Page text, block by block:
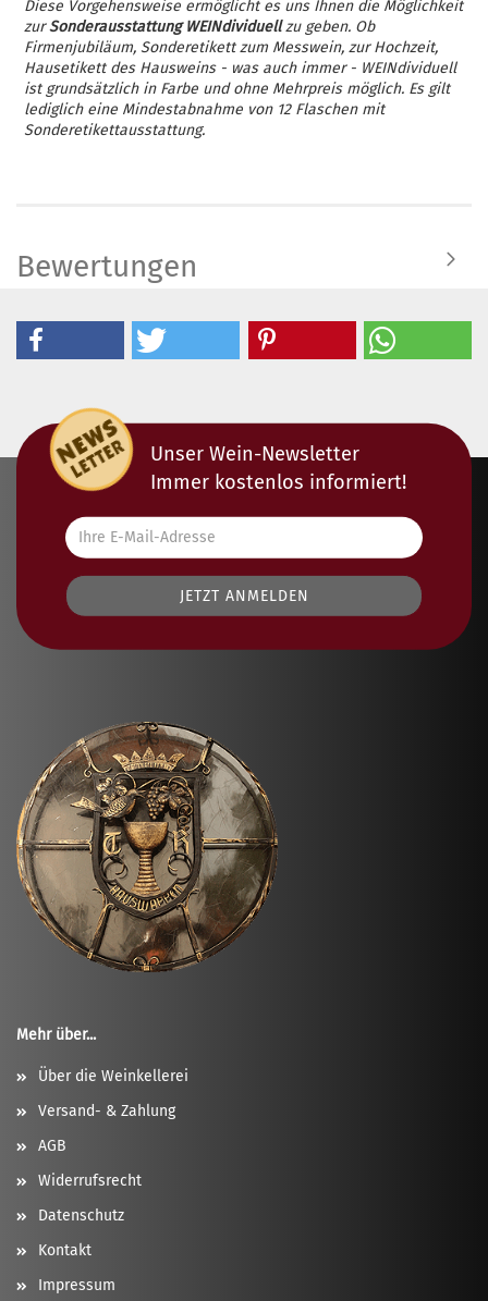
Diese Vorgehensweise ermöglicht es uns Ihnen die Möglichkeit
zurSonderausstattung WEINdividuellzu geben. Ob
Firmenjubiläum, Sonderetikett zum Messwein, zur Hochzeit,
Hausetikett des Hausweins - was auch immer - WEINdividuell
ist grundsätzlich in Farbe und ohne Mehrpreis möglich. Es gilt
lediglich eine Mindestabnahme von 12 Flaschen mit
Sonderetikettausstattung.
Bewertungen
Unser Wein-Newsletter
Immer kostenlos informiert!
Mehr über...
Über die Weinkellerei
Versand- & Zahlung
AGB
Widerrufsrecht
Datenschutz
Kontakt
Impressum